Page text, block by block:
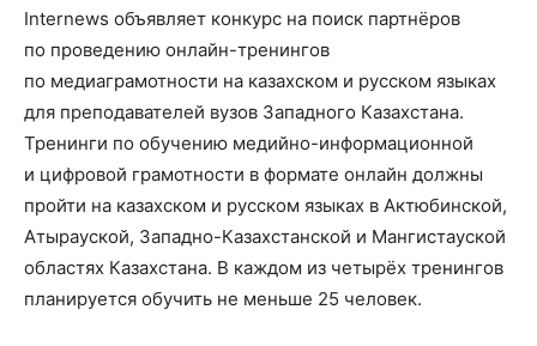
Internews объявляет конкурс на поиск партнёров
по проведению онлайн-тренингов
по медиаграмотности на казахском и русском языках
для преподавателей вузов Западного Казахстана.
Тренинги по обучению медийно-информационной
и цифровой грамотности в формате онлайн должны
пройти на казахском и русском языках в Актюбинской,
Атырауской, Западно-Казахстанской и Мангистауской
областях Казахстана. В каждом из четырёх тренингов
планируется обучить не меньше 25 человек.